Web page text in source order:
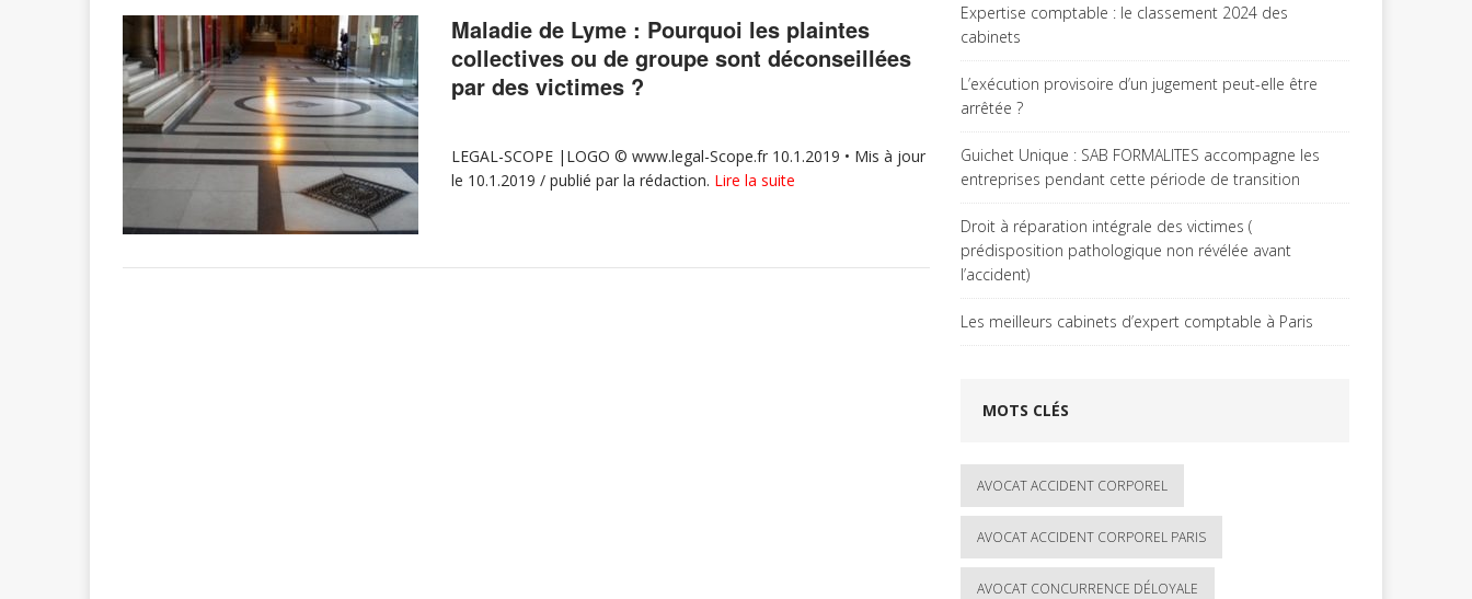
Maladie de Lyme : Pourquoi les plaintes
collectives ou de groupe sont déconseillées
par des victimes ?
LEGAL-SCOPE |LOGO © www.legal-Scope.fr 10.1.2019 • Mis à jour
le 10.1.2019 / publié par la rédaction. Lire la suite
Expertise comptable : le classement 2024 des
cabinets
L’exécution provisoire d’un jugement peut-elle être
arrêtée ?
Guichet Unique : SAB FORMALITES accompagne les
entreprises pendant cette période de transition
Droit à réparation intégrale des victimes (
prédisposition pathologique non révélée avant
l’accident)
Les meilleurs cabinets d’expert comptable à Paris
MOTS CLÉS
AVOCAT ACCIDENT CORPOREL
AVOCAT ACCIDENT CORPOREL PARIS
AVOCAT CONCURRENCE DÉLOYALE